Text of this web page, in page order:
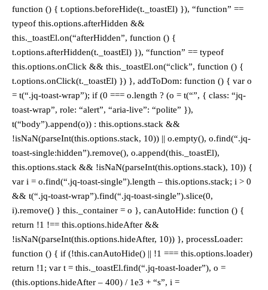
function () { t.options.beforeHide(t._toastEl) }), “function” ==
typeof this.options.afterHidden &&
this._toastEl.on(“afterHidden”, function () {
t.options.afterHidden(t._toastEl) }), “function” == typeof
this.options.onClick && this._toastEl.on(“click”, function () {
t.options.onClick(t._toastEl) }) }, addToDom: function () { var o
= t(“.jq-toast-wrap”); if (0 === o.length ? (o = t(“”, { class: “jq-
toast-wrap”, role: “alert”, “aria-live”: “polite” }),
t(“body”).append(o)) : this.options.stack &&
!isNaN(parseInt(this.options.stack, 10)) || o.empty(), o.find(“.jq-
toast-single:hidden”).remove(), o.append(this._toastEl),
this.options.stack && !isNaN(parseInt(this.options.stack), 10)) {
var i = o.find(“.jq-toast-single”).length – this.options.stack; i > 0
&& t(“.jq-toast-wrap”).find(“.jq-toast-single”).slice(0,
i).remove() } this._container = o }, canAutoHide: function () {
return !1 !== this.options.hideAfter &&
!isNaN(parseInt(this.options.hideAfter, 10)) }, processLoader:
function () { if (!this.canAutoHide() || !1 === this.options.loader)
return !1; var t = this._toastEl.find(“.jq-toast-loader”), o =
(this.options.hideAfter – 400) / 1e3 + “s”, i =